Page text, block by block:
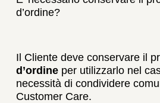
d’ordine?
Il Cliente deve conservare il
d’ordine per utilizzarlo nel
necessità di condividere
Customer Care.